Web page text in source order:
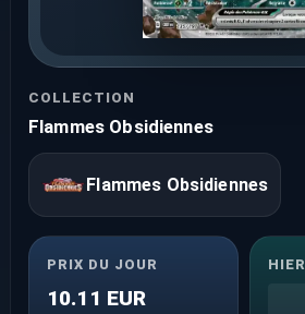
COLLECTION
Flammes Obsidiennes
Flammes Obsidiennes
PRIX DU JOUR
10.11 EUR
HIER